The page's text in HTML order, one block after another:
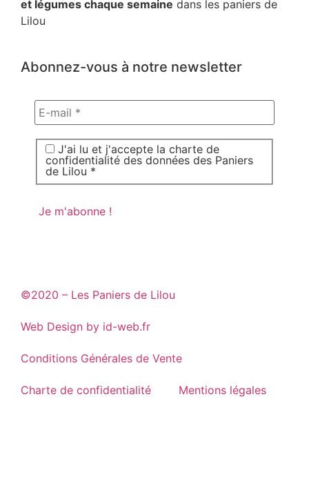
et légumes chaque semaine dans les paniers de
Lilou
Abonnez-vous à notre newsletter
J'ai lu et j'accepte la charte de
confidentialité des données des Paniers
de Lilou *
©2020 – Les Paniers de Lilou
Web Design by id-web.fr
Conditions Générales de Vente
Charte de confidentialité Mentions légales